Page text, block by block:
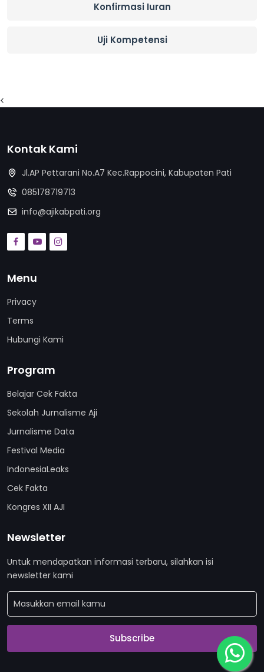
Konfirmasi Iuran
Uji Kompetensi
<
Kontak Kami
Jl.AP Pettarani No.A7 Kec.Rappocini, Kabupaten Pati
085178719713
info@ajikabpati.org
Menu
Privacy
Terms
Hubungi Kami
Program
Belajar Cek Fakta
Sekolah Jurnalisme Aji
Jurnalisme Data
Festival Media
IndonesiaLeaks
Cek Fakta
Kongres XII AJI
Newsletter
Untuk mendapatkan informasi terbaru, silahkan isi
newsletter kami
Subscribe